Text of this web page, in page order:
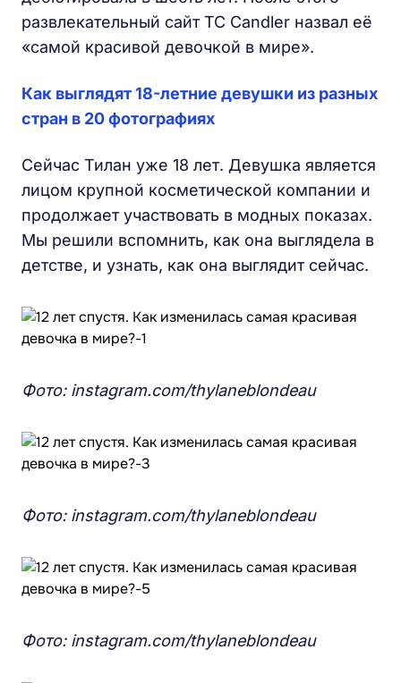
развлекательный сайт TC Candler назвал её
«самой красивой девочкой в мире».
Как выглядят 18-летние девушки из разных
стран в 20 фотографиях
Сейчас Тилан уже 18 лет. Девушка является
лицом крупной косметической компании и
продолжает участвовать в модных показах.
Мы решили вспомнить, как она выглядела в
детстве, и узнать, как она выглядит сейчас.
Фото: instagram.com/thylaneblondeau
Фото: instagram.com/thylaneblondeau
Фото: instagram.com/thylaneblondeau